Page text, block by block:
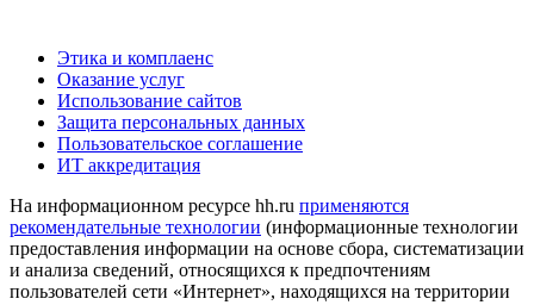
Этика и комплаенс
Оказание услуг
Использование сайтов
Защита персональных данных
Пользовательское соглашение
ИТ аккредитация
На информационном ресурсе hh.ru применяются
рекомендательные технологии (информационные технологии
предоставления информации на основе сбора, систематизации
и анализа сведений, относящихся к предпочтениям
пользователей сети «Интернет», находящихся на территории